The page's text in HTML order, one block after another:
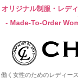
オリジナル制服・レデ
- Made-To-Order
働く女性のためのレディー